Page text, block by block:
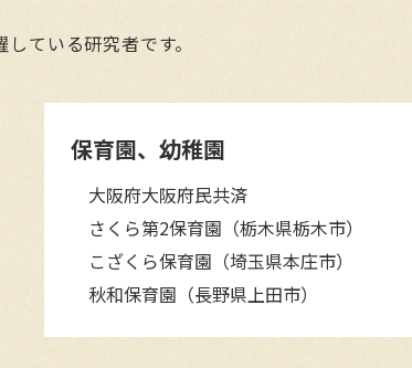
ている研究者です。
保育園、幼稚園
大阪府大阪府民共済
さくら第2保育園（栃木県栃木市）
こざくら保育園（埼玉県本庄市）
秋和保育園（長野県上田市）